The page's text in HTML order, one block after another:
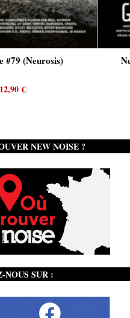
New Noise #80 (Genghis Tron)
NEW NOISE ?
NOUS SUR :